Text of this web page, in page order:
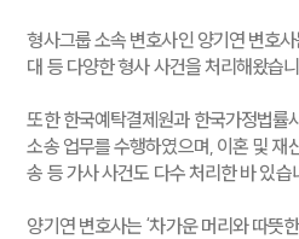
형사그룹 소속 변호사인 양기연 변호
대 등 다양한 형사 사건을 처리해왔습
또한 한국예탁결제원과 한국가정법률
소송 업무를 수행하였으며, 이혼 및 재
송 등 가사 사건도 다수 처리한 바 있습
양기연 변호사는 ‘차가운 머리와 따뜻